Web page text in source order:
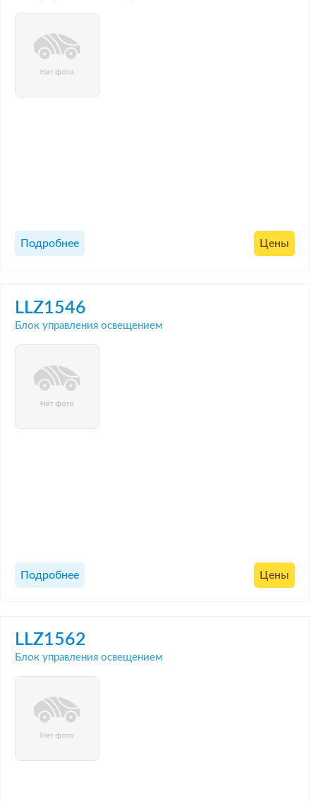
Подробнее Цены
LLZ1546
Блок управления освещением
Подробнее Цены
LLZ1562
Блок управления освещением